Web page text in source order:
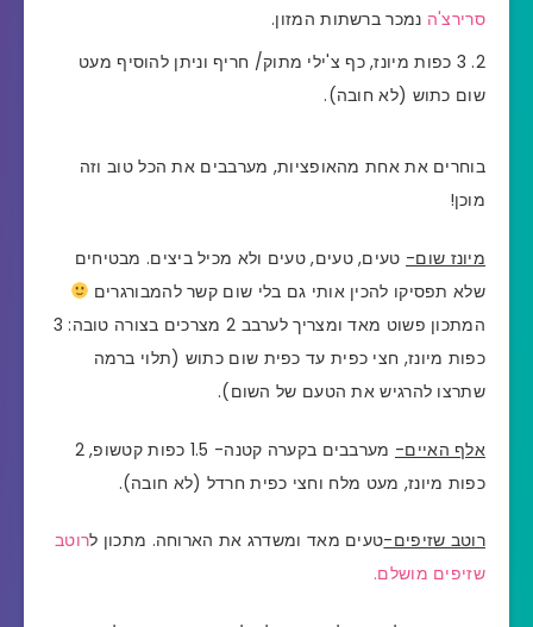
סרירצ'ה נמכר ברשתות המזון.
3 כפות מיונז, כף צ'ילי מתוק/ חריף וניתן להוסיף מעט
שום כתוש (לא חובה).
בוחרים את אחת מהאופציות, מערבבים את הכל טוב וזה
מוכן!
מיונז שום- טעים, טעים, טעים ולא מכיל ביצים. מבטיחים
שלא תפסיקו להכין אותי גם בלי שום קשר להמבורגרים
המתכון פשוט מאד ומצריך לערבב 2 מצרכים בצורה טובה:
3
כפות מיונז, חצי כפית עד כפית שום כתוש (תלוי ברמה
שתרצו להרגיש את הטעם של השום).
אלף האיים-
מערבבים בקערה קטנה- 1.5 כפות קטשופ, 2
כפות מיונז, מעט מלח וחצי כפית חרדל (לא חובה).
רוטב שזיפים-טעים מאד ומשדרג את הארוחה. מתכון לרוטב
שזיפים מושלם.